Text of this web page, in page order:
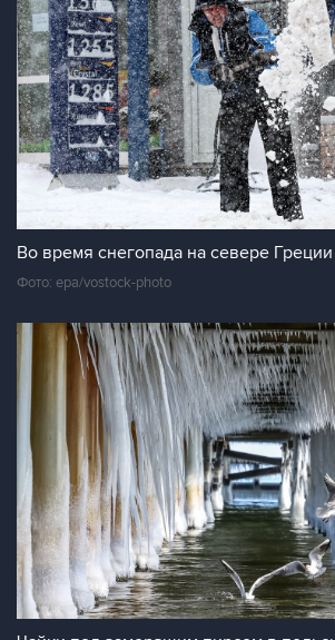
Во время снегопада на севере Греции
Фото: epa/vostock-photo